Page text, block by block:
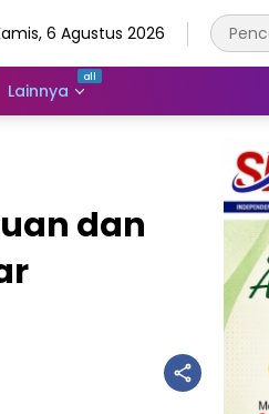
6 Agustus 2026
Lainnya
dan